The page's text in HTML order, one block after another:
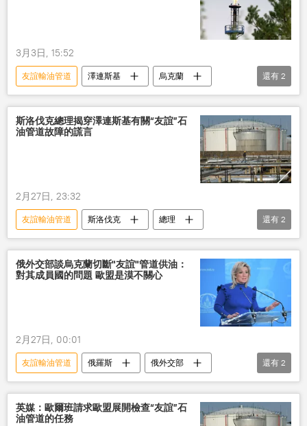
3月3日, 15:52
友誼輸油管道 澤連斯基
烏克蘭
石油管道
斯洛伐克
還有 2
斯洛伐克總理揭穿澤連斯基有關“友誼”石
油管道故障的謊言
2月27日, 23:32
友誼輸油管道 斯洛伐克
總理
故障
澤連斯基 謊言
還有 2
俄外交部談烏克蘭切斷"友誼"管道供油：
對其成員國的問題 歐盟是漠不關心
2月27日, 00:01
友誼輸油管道 俄羅斯
俄外交部
烏克蘭
瑪麗亞•扎哈羅娃
還有 2
英媒：歐爾班請求歐盟展開檢查“友誼”石
油管道的任務